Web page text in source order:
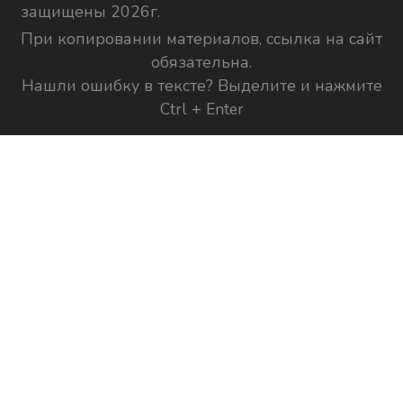
защищены 2026г.
При копировании материалов, ссылка на сайт
обязательна.
Нашли ошибку в тексте? Выделите и нажмите
Ctrl + Enter